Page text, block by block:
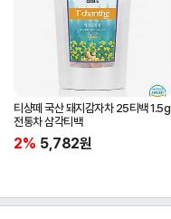
티샹떼 국산 돼지감자차 25티백 1.5g
전통차 삼각티백
2% 5,782원